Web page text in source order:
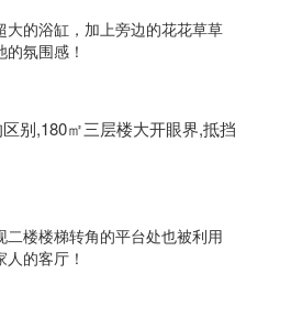
大的浴缸，加上旁边的花花草草
氛围感！
二楼楼梯转角的平台处也被利用
的客厅！